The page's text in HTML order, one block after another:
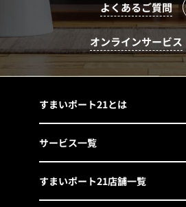
よくあるご質問
オンラインサービス
すまいポート21とは
サービス一覧
すまいポート21店舗一覧